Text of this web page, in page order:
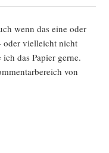
wenn das eine oder
oder viel­leicht nicht
das Papier ger­ne.
von